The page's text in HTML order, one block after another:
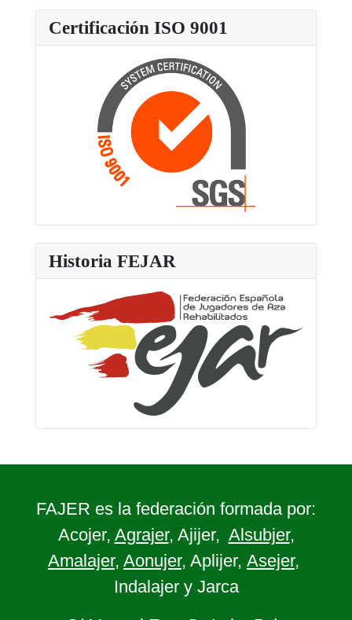
Certificación ISO 9001
Historia FEJAR
FAJER es la federación formada por:
Acojer, Agrajer, Ajijer, Alsubjer,
Amalajer, Aonujer, Aplijer, Asejer,
Indalajer y Jarca